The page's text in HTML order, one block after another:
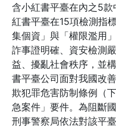
含小紅書平臺在內之5
紅書平臺在15項檢測指
集個資」與「權限濫用
詐事證明確、資安檢測
益、擾亂社會秩序，並
書平臺公司面對我國改
欺犯罪危害防制條例（
急案件」要件。為阻斷
刑事警察局依法對該平